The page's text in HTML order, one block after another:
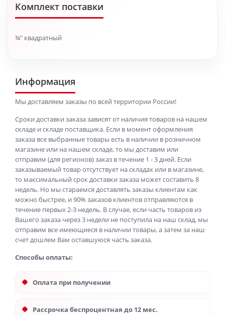
Комплект поставки
¾″ квадратный
Информация
Мы доставляем заказы по всей территории России!
Сроки доставки заказа зависят от наличия товаров на нашем
складе и складе поставщика. Если в момент оформления
заказа все выбранные товары есть в наличии в розничном
магазине или на нашем складе, то мы доставим или
отправим (для регионов) заказ в течение 1 - 3 дней. Если
заказываемый товар отсутствует на складах или в магазине,
то максимальный срок доставки заказа может составить 8
недель. Но мы стараемся доставлять заказы клиентам как
можно быстрее, и 90% заказов клиентов отправляются в
течение первых 2-3 недель. В случае, если часть товаров из
Вашего заказа через 3 недели не поступила на наш склад, мы
отправим все имеющиеся в наличии товары, а затем за наш
счет дошлем Вам оставшуюся часть заказа.
Способы оплаты:
Оплата при получении
Рассрочка беспроцентная до 12 мес.